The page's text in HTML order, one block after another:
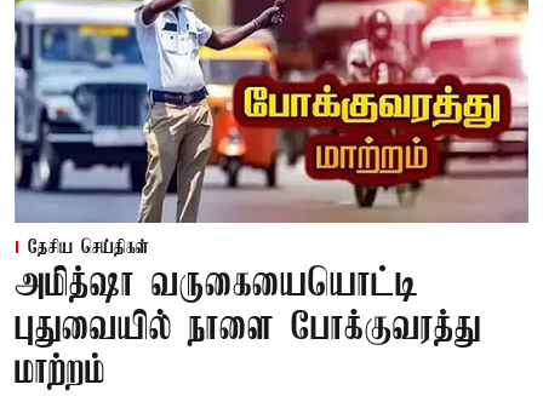
தேசிய செய்திகள்
அமித்ஷா வருகையையொட்டி
புதுவையில் நாளை போக்குவரத்து
மாற்றம்